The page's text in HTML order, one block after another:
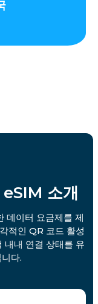
소개
데이터 요금제를 제
적인 QR 코드 활성
내내 연결 상태를 유
다.